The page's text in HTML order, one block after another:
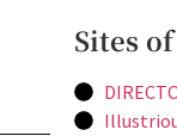
Sites